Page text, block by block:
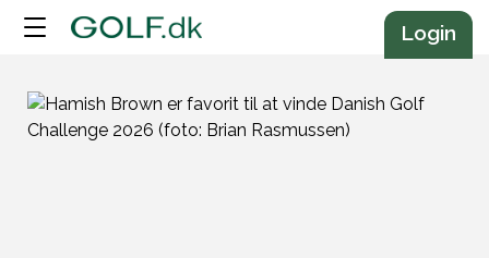
Annonce
Login